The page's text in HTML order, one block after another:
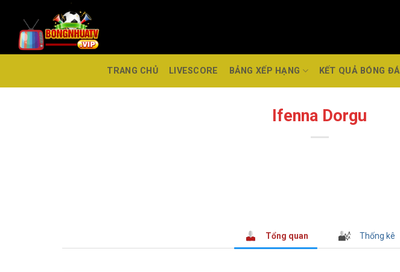
TRANG CHỦ LIVESCORE BẢNG XẾP HẠNG KẾT QUẢ BÓNG ĐÁ
Ifenna Dorgu
Tổng quan Thống kê